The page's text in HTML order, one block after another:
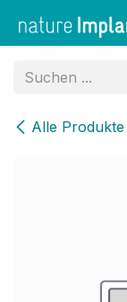
Alle Produkte